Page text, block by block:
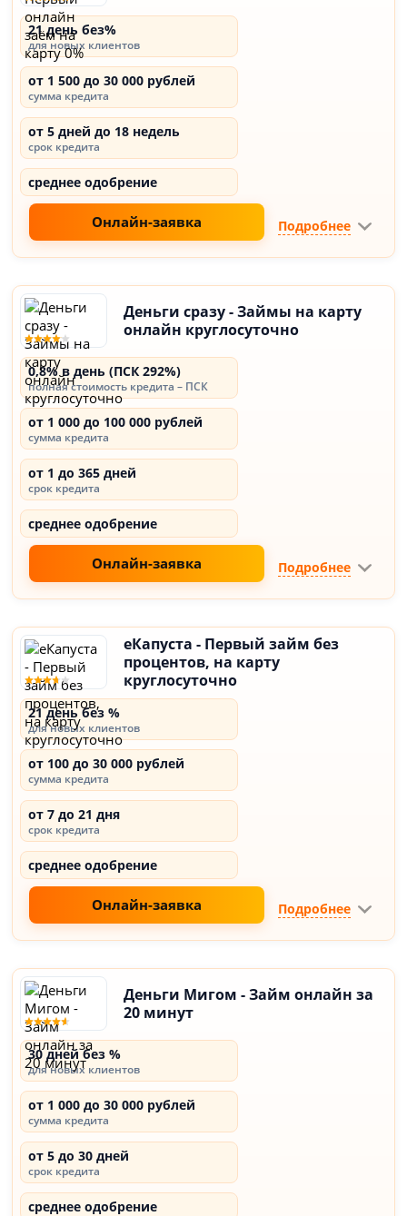
21 день без%
для новых клиентов
от 1 500 до 30 000 рублей
сумма кредита
от 5 дней до 18 недель
срок кредита
среднее одобрение
Онлайн-заявка Подробнее
Деньги сразу - Займы на карту
онлайн круглосуточно
0,8% в день (ПСК 292%)
полная стоимость кредита – ПСК
от 1 000 до 100 000 рублей
сумма кредита
от 1 до 365 дней
срок кредита
среднее одобрение
Онлайн-заявка Подробнее
еКапуста - Первый займ без
процентов, на карту
круглосуточно
21 день без %
для новых клиентов
от 100 до 30 000 рублей
сумма кредита
от 7 до 21 дня
срок кредита
среднее одобрение
Онлайн-заявка Подробнее
Деньги Мигом - Займ онлайн за
20 минут
30 дней без %
для новых клиентов
от 1 000 до 30 000 рублей
сумма кредита
от 5 до 30 дней
срок кредита
среднее одобрение